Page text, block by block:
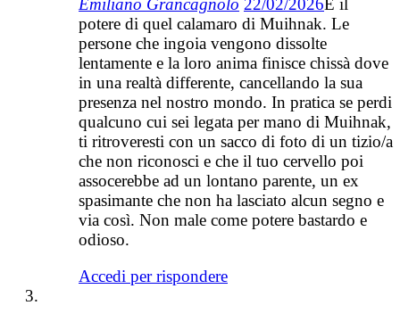
Emiliano Grancagnolo 22/02/2026 È il
potere di quel calamaro di Muihnak. Le
persone che ingoia vengono dissolte
lentamente e la loro anima finisce chissà dove
in una realtà differente, cancellando la sua
presenza nel nostro mondo. In pratica se perdi
qualcuno cui sei legata per mano di Muihnak,
ti ritroveresti con un sacco di foto di un tizio/a
che non riconosci e che il tuo cervello poi
assocerebbe ad un lontano parente, un ex
spasimante che non ha lasciato alcun segno e
via così. Non male come potere bastardo e
odioso.
Accedi per rispondere